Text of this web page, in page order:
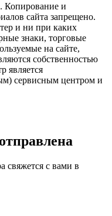
Копирование и
сайта запрещено.
и ни при каких
знаки, торговые
на сайте,
собственностью
является
сервисным центром и
свяжется с вами в